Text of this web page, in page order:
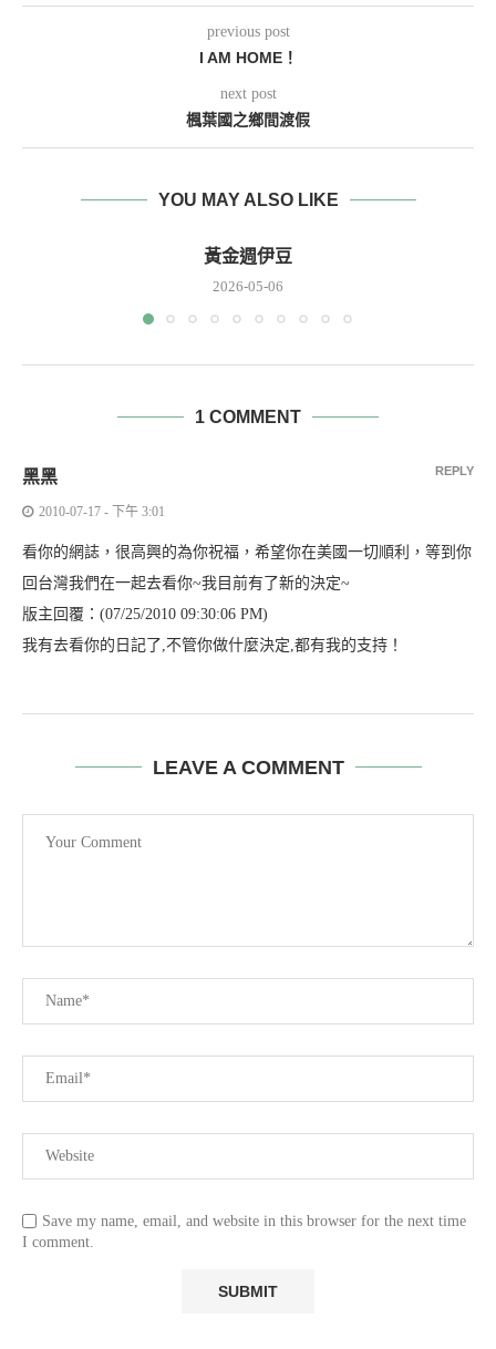
previous post
I AM HOME！
next post
楓葉國之鄉間渡假
YOU MAY ALSO LIKE
黃金週伊豆
2026-05-06
1 COMMENT
黑黑
2010-07-17 - 下午 3:01
看你的網誌，很高興的為你祝福，希望你在美國一切順利，等到你
回台灣我們在一起去看你~我目前有了新的決定~
版主回覆：(07/25/2010 09:30:06 PM)
我有去看你的日記了,不管你做什麼決定,都有我的支持！
REPLY
LEAVE A COMMENT
Save my name, email, and website in this browser for the next time
I comment.